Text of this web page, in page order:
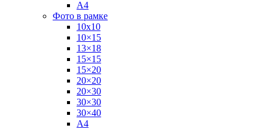
А4
Фото в рамке
10х10
10×15
13×18
15×15
15×20
20×20
20×30
30×30
30×40
A4